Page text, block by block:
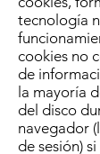
tecnología
cookies no
de
la mayoría
del disco
navegador
de sesión)